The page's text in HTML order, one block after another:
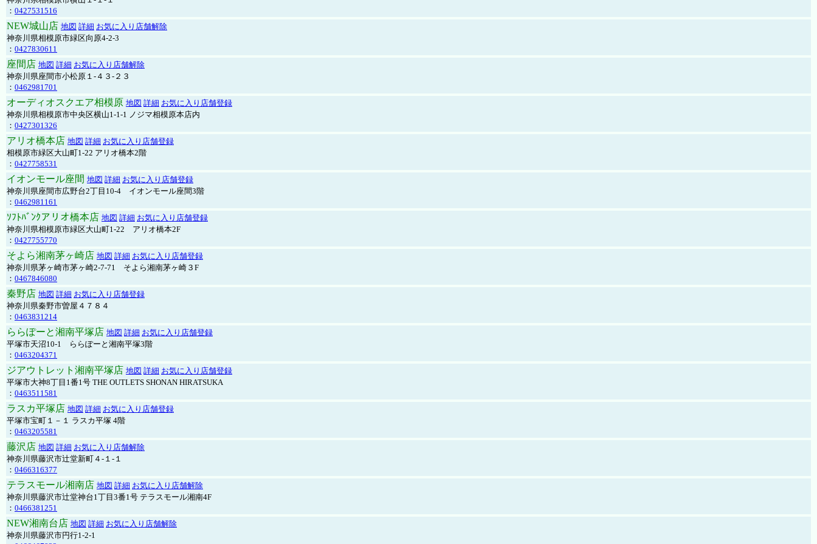
： 0427531516
NEW城山店 地図 詳細 お気に入り店舗解除
神奈川県相模原市緑区向原4-2-3
： 0427830611
座間店 地図 詳細 お気に入り店舗解除
神奈川県座間市小松原１-４３-２３
： 0462981701
オーディオスクエア相模原 地図 詳細 お気に入り店舗登録
神奈川県相模原市中央区横山1-1-1 ノジマ相模原本店内
： 0427301326
アリオ橋本店 地図 詳細 お気に入り店舗登録
相模原市緑区大山町1-22 アリオ橋本2階
： 0427758531
イオンモール座間 地図 詳細 お気に入り店舗登録
神奈川県座間市広野台2丁目10-4 イオンモール座間3階
： 0462981161
ｿﾌﾄﾊﾞﾝｸアリオ橋本店 地図 詳細 お気に入り店舗登録
神奈川県相模原市緑区大山町1-22 アリオ橋本2F
： 0427755770
そよら湘南茅ヶ崎店 地図 詳細 お気に入り店舗登録
神奈川県茅ヶ崎市茅ヶ崎2‐7‐71 そよら湘南茅ヶ崎３F
： 0467846080
秦野店 地図 詳細 お気に入り店舗登録
神奈川県秦野市曽屋４７８４
： 0463831214
ららぽーと湘南平塚店 地図 詳細 お気に入り店舗登録
平塚市天沼10-1 ららぽーと湘南平塚3階
： 0463204371
ジアウトレット湘南平塚店 地図 詳細 お気に入り店舗登録
平塚市大神8丁目1番1号 THE OUTLETS SHONAN HIRATSUKA
： 0463511581
ラスカ平塚店 地図 詳細 お気に入り店舗登録
平塚市宝町１－１ ラスカ平塚 4階
： 0463205581
藤沢店 地図 詳細 お気に入り店舗解除
神奈川県藤沢市辻堂新町４-１-１
： 0466316377
テラスモール湘南店 地図 詳細 お気に入り店舗解除
神奈川県藤沢市辻堂神台1丁目3番1号 テラスモール湘南4F
： 0466381251
NEW湘南台店 地図 詳細 お気に入り店舗解除
神奈川県藤沢市円行1-2-1